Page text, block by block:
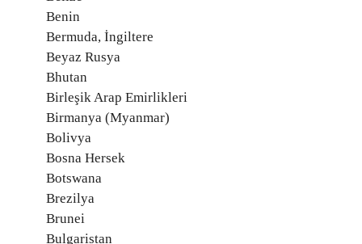
Benin
Bermuda, İngiltere
Beyaz Rusya
Bhutan
Birleşik Arap Emirlikleri
Birmanya (Myanmar)
Bolivya
Bosna Hersek
Botswana
Brezilya
Brunei
Bulgaristan